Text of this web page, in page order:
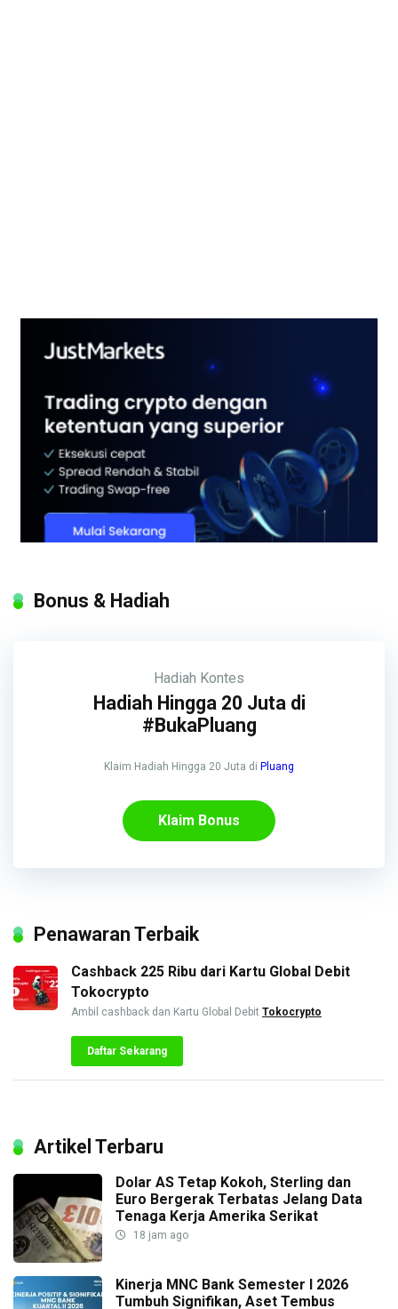
Bonus & Hadiah
Hadiah Kontes
Hadiah Hingga 20 Juta di
#BukaPluang
Klaim Hadiah Hingga 20 Juta di Pluang
Klaim Bonus
Penawaran Terbaik
Cashback 225 Ribu dari Kartu Global Debit
Tokocrypto
Ambil cashback dan Kartu Global Debit Tokocrypto
Daftar Sekarang
Artikel Terbaru
Dolar AS Tetap Kokoh, Sterling dan
Euro Bergerak Terbatas Jelang Data
Tenaga Kerja Amerika Serikat
18 jam ago
Kinerja MNC Bank Semester I 2026
Tumbuh Signifikan, Aset Tembus